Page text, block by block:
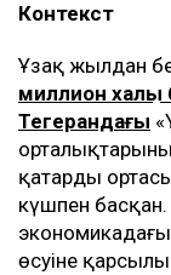
Контекст
Ұзақ жылдан
миллион
Тегерандағы
қаңтардың
күшпен басқан.
экономикадағы
өсуіне